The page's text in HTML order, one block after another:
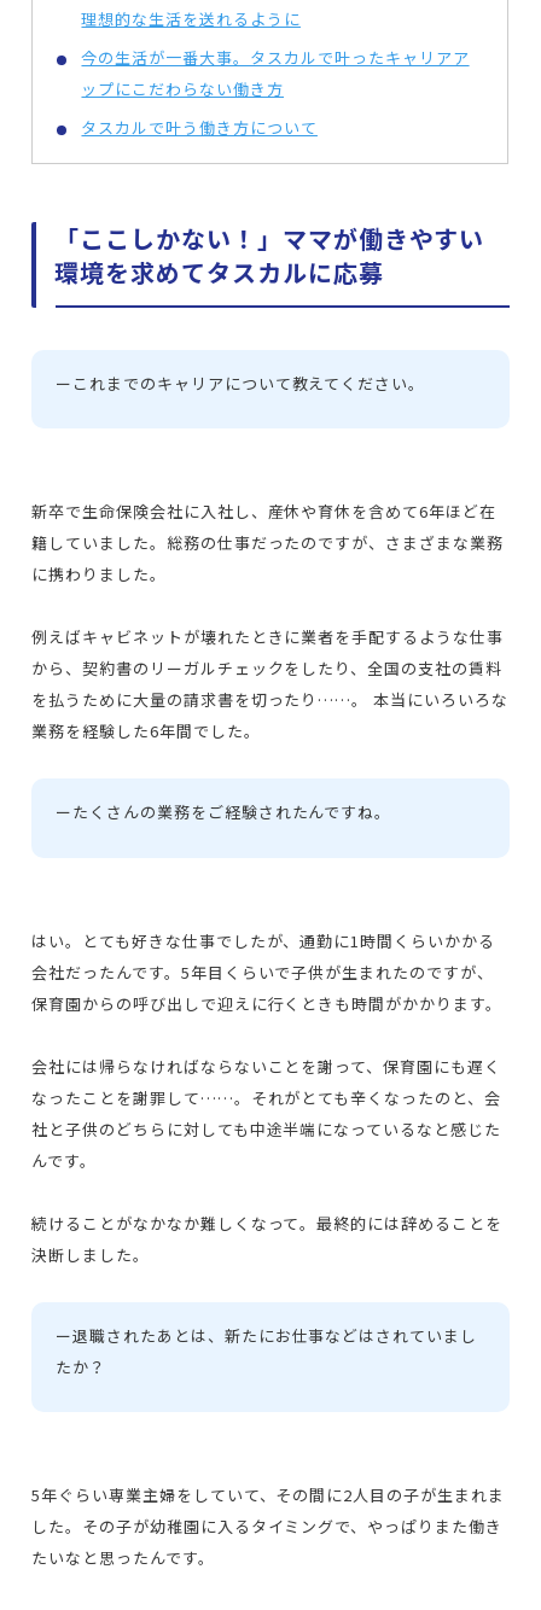
理想的な生活を送れるように
今の生活が一番大事。タスカルで叶ったキャリアア
ップにこだわらない働き方
タスカルで叶う働き方について
「ここしかない！」ママが働きやすい
環境を求めてタスカルに応募
ー これまでのキャリアについて教えてください。
新卒で生命保険会社に入社し、産休や育休を含めて6年ほど在
籍していました。総務の仕事だったのですが、さまざまな業務
に携わりました。
例えばキャビネットが壊れたときに業者を手配するような仕事
から、契約書のリーガルチェックをしたり、全国の支社の賃料
を払うために大量の請求書を切ったり……。 本当にいろいろな
業務を経験した6年間でした。
ーたくさんの業務をご経験されたんですね。
はい。とても好きな仕事でしたが、通勤に1時間くらいかかる
会社だったんです。5年目くらいで子供が生まれたのですが、
保育園からの呼び出しで迎えに行くときも時間がかかります。
会社には帰らなければならないことを謝って、保育園にも遅く
なったことを謝罪して……。それがとても辛くなったのと、会
社と子供のどちらに対しても中途半端になっているなと感じた
んです。
続けることがなかなか難しくなって。最終的には辞めることを
決断しました。
ー退職されたあとは、新たにお仕事などはされていまし
たか？
5年ぐらい専業主婦をしていて、その間に2人目の子が生まれま
した。その子が幼稚園に入るタイミングで、やっぱりまた働き
たいなと思ったんです。